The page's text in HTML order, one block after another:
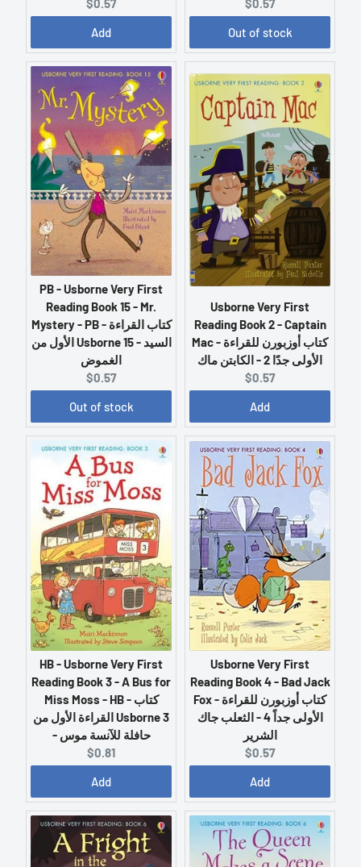
u
r
e
n
t
p
i
c
e
:
$0.57
Add
u
r
r
e
t
r
c
e
:
$0.57
Out of stock
PB - Usborne Very First
Reading Book 15 - Mr.
Mystery - PB - كتاب القراءة
الأول من Usborne 15 - السيد
الغموض
C
u
r
r
e
t
p
r
i
c
e
$0.57
Out of stock
Usborne Very First
Reading Book 2 - Captain
Mac - كتاب أوزبورن للقراءة
الأولى جدًا 2 - الكابتن ماك
C
u
r
e
n
t
p
r
i
c
e
$0.57
Add
HB - Usborne Very First
Reading Book 3 - A Bus for
Miss Moss - HB - كتاب
القراءة الأول من Usborne 3
- حافلة للآنسة موس
C
u
r
e
n
t
$0.81
Add
Usborne Very First
Reading Book 4 - Bad Jack
Fox - كتاب أوزبورن للقراءة
الأولى جداً 4 - الثعلب جاك
الشرير
C
u
r
e
n
$0.57
Add